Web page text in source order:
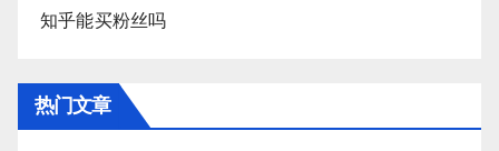
知乎能买粉丝吗
热门文章